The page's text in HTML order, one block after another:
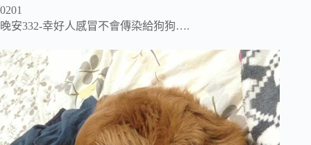
0201
晚安332-幸好人感冒不會傳染給狗狗….